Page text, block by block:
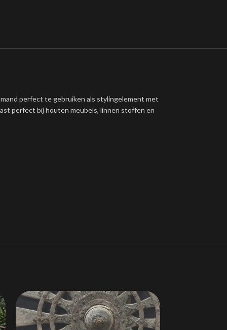
perfect te gebruiken als stylingelement met
perfect bij houten meubels, linnen stoffen en